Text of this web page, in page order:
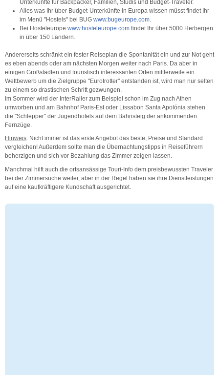
Unterkünfte für Backpacker, Familien, Studis und Budget-Traveler.
Alles was Ihr über Budget-Unterkünfte in Europa wissen müsst findet Ihr
im Menü "Hostels" bei BUG www.bugeurope.com.
Bei Hosteleurope www.hosteleurope.com findet Ihr über 5000 Herbergen
in über 150 Ländern.
Andererseits schränkt ein fester Reiseplan die Spontanität ein und zur Not geht
es eben abends oder am nächsten Morgen weiter nach Paris. Da aber in
einigen Großstädten und touristisch interessanten Orten mittlerweile ein
Wettbewerb um die Zielgruppe "Eurotrotter" entstanden ist, wird man nur selten
zu einem so drastischen Schritt gezwungen.
Im Sommer wird der InterRailer zum Beispiel schon im Zug nach Athen
umworben und am Bahnhof Paris-Est oder Lissabon Santa Apolónia stehen
die "Schlepper" der Jugendhotels auf dem Bahnsteig der ankommenden
Fernzüge.
Hinweis: Nicht immer ist das erste Angebot das beste; Preise und Standard
vergleichen! Außerdem sollte man die Übernachtungstipps in Reiseführern
beherzigen und sich vor Bezahlung das Zimmer zeigen lassen.
Manchmal hilft auch die ortsansässige Touri-Info dem preisbewussten Traveler
bei der Zimmersuche weiter, aber in der Regel haben sie ihre Dienstleistungen
auf eine kaufkräftigere Kundschaft ausgerichtet.